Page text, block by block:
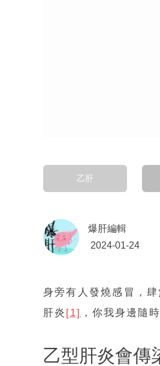
乙肝
爆肝編輯
2024-01-24
身旁有人發燒感冒，
肝炎 [1] ，你我身邊隨
乙型肝炎會傳